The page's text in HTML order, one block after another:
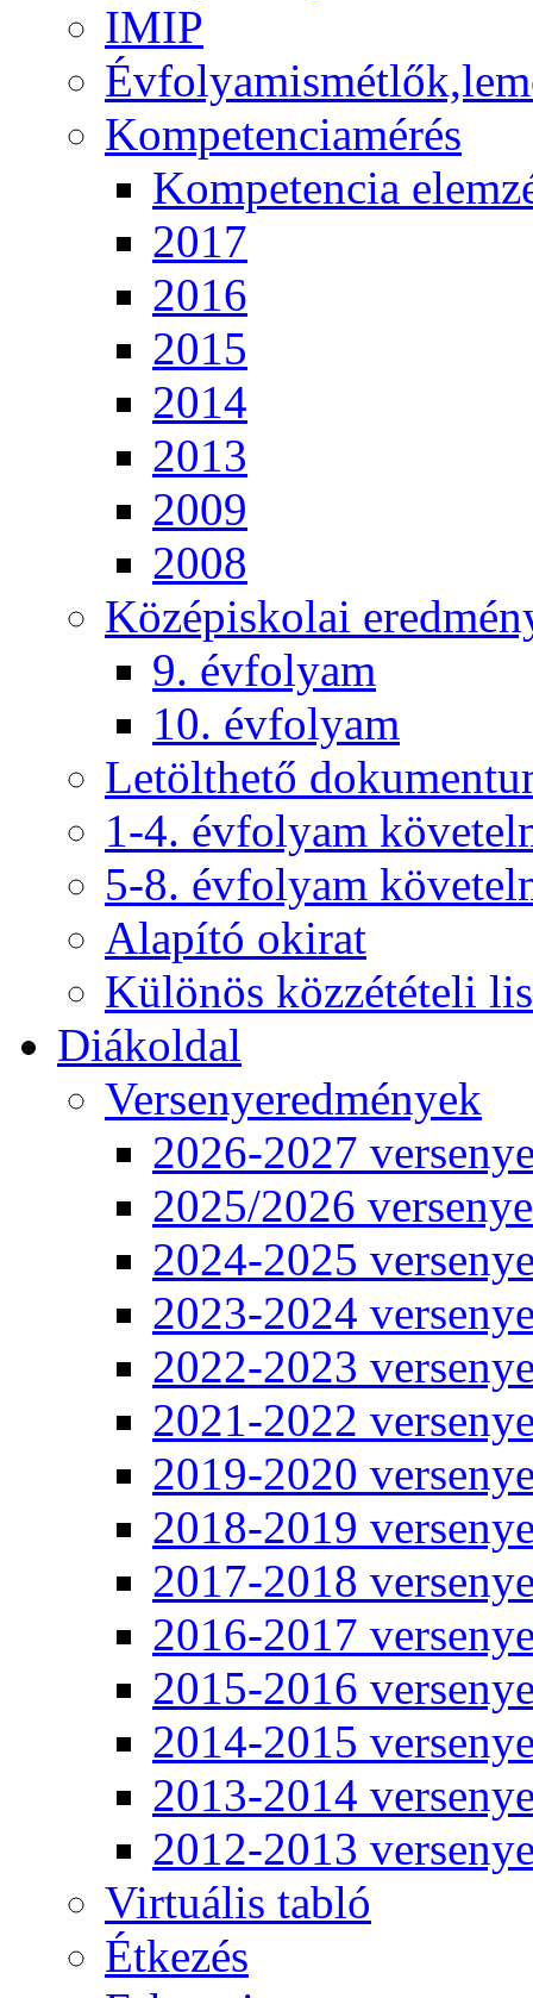
IMIP
Kompetenciamérés
Kompetencia
2017
2016
2015
2014
2013
2009
2008
Középiskolai
9. évfolyam
10. évfolyam
Letölthető
1-4. évfolyam
5-8. évfolyam
Alapító okirat
Különös közzétételi
Diákoldal
Versenyeredmények
2026-2027
2025/2026
2024-2025
2023-2024
2022-2023
2021-2022
2019-2020
2018-2019
2017-2018
2016-2017
2015-2016
2014-2015
2013-2014
2012-2013
Virtuális tabló
Étkezés